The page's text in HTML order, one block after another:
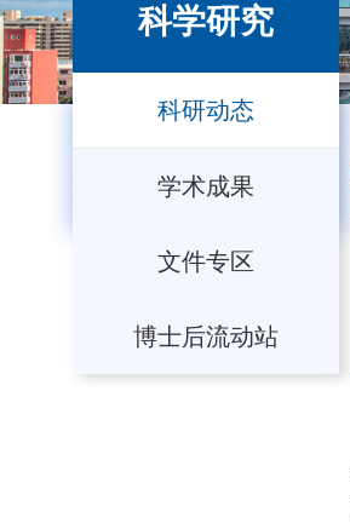
科学研究
科研动态
学术成果
文件专区
博士后流动站